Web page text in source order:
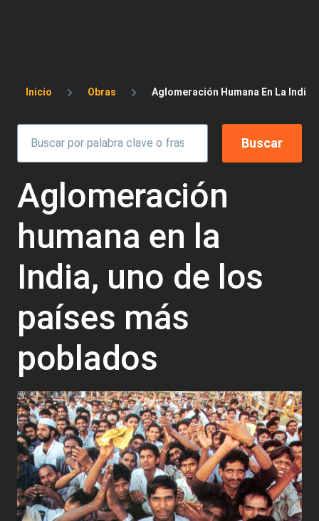
Sobrescribir enlaces de ayuda a la
Inicio Obras Aglomeración Humana En La
Aglomeración
humana en la
India, uno de los
países más
poblados